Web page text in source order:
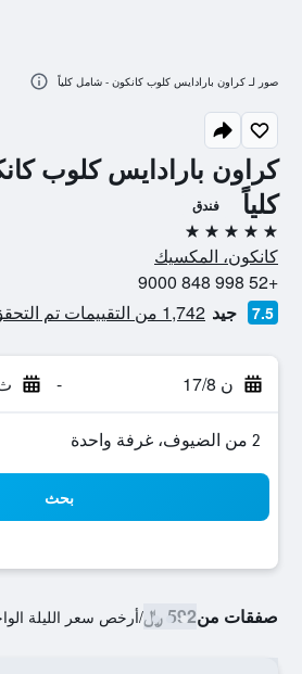
كراون بارادايس كلوب
كلياً
فندق
5 نجوم
كانكون، المكسيك
+52 998 848 9000
7.5 جيد 1,742 من التقييمات تم التحقق منها
ن 17/8 - ث
2 من الضيوف، غرفة واحدة
بحث
صفقات من592 ﷼ /أرخص سعر الليلة
صور لـ كراون بارادايس كلوب كانكون - شامل كلياً